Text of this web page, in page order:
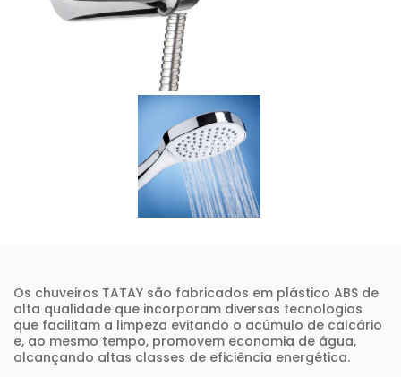
Os chuveiros TATAY são fabricados em plástico ABS de
alta qualidade que incorporam diversas tecnologias
que facilitam a limpeza evitando o acúmulo de calcário
e, ao mesmo tempo, promovem economia de água,
alcançando altas classes de eficiência energética.